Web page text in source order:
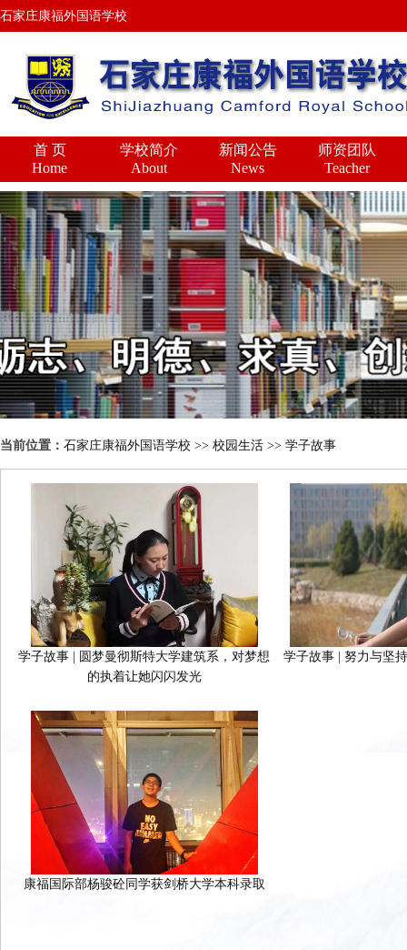
石家庄康福外国语学校
首 页
Home
学校简介
About
新闻公告
News
师资团队
Teacher
当前位置： 石家庄康福外国语学校 >> 校园生活 >> 学子故事
学子故事 | 圆梦曼彻斯特大学建筑系，对梦想
的执着让她闪闪发光
学子故事 | 努力与坚
康福国际部杨骏砼同学获剑桥大学本科录取